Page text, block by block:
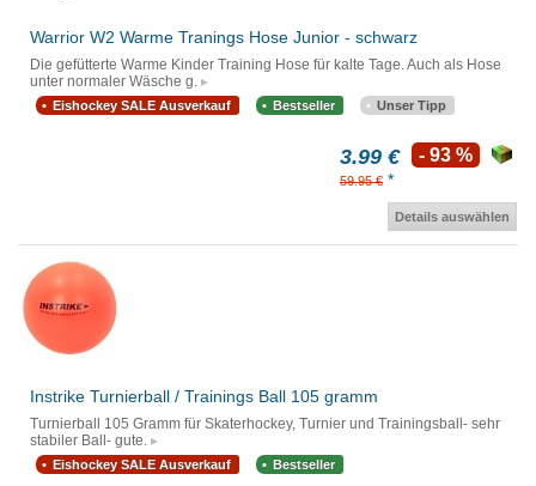
Warrior W2 Warme Tranings Hose Junior - schwarz
Die gefütterte Warme Kinder Training Hose für kalte Tage. Auch als Hose
unter normaler Wäsche g.
Eishockey SALE Ausverkauf Bestseller Unser Tipp
3.99 €
59.95 € *
- 93 %
Details auswählen
Instrike Turnierball / Trainings Ball 105 gramm
Turnierball 105 Gramm für Skaterhockey, Turnier und Trainingsball- sehr
stabiler Ball- gute.
Eishockey SALE Ausverkauf Bestseller